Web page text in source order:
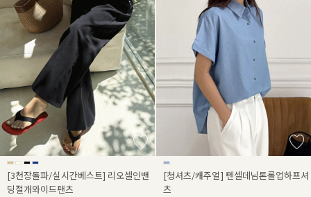
[3천장돌파/실시간베스트] 리오셀인밴
딩절개와이드팬츠
[청셔츠/캐주얼] 텐셀데님톤롤업하프셔
츠